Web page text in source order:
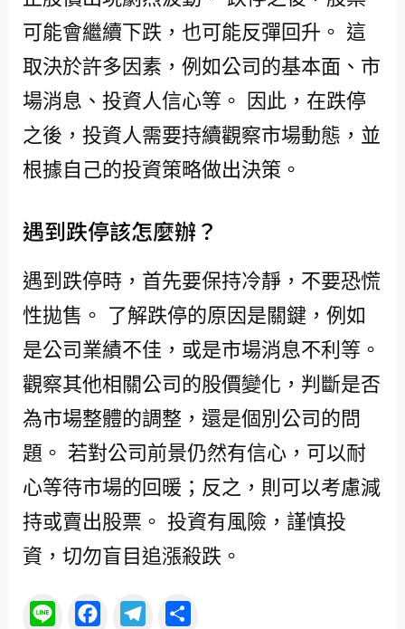
可能會繼續下跌，也可能反彈回升。 這
取決於許多因素，例如公司的基本面、市
場消息、投資人信心等。 因此，在跌停
之後，投資人需要持續觀察市場動態，並
根據自己的投資策略做出決策。
遇到跌停該怎麼辦？
遇到跌停時，首先要保持冷靜，不要恐慌
性拋售。 了解跌停的原因是關鍵，例如
是公司業績不佳，或是市場消息不利等。
觀察其他相關公司的股價變化，判斷是否
為市場整體的調整，還是個別公司的問
題。 若對公司前景仍然有信心，可以耐
心等待市場的回暖；反之，則可以考慮減
持或賣出股票。 投資有風險，謹慎投
資，切勿盲目追漲殺跌。